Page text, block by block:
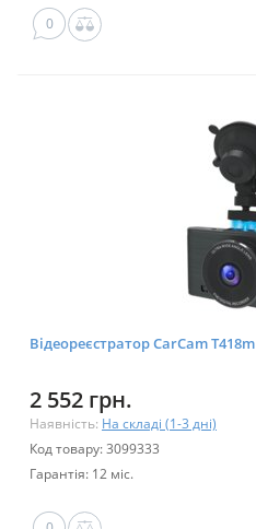
0
Відеореєстратор CarCam T418m
2 552 грн.
Наявність: На складі (1-3 дні)
Код товару: 3099333
Гарантія: 12 міс.